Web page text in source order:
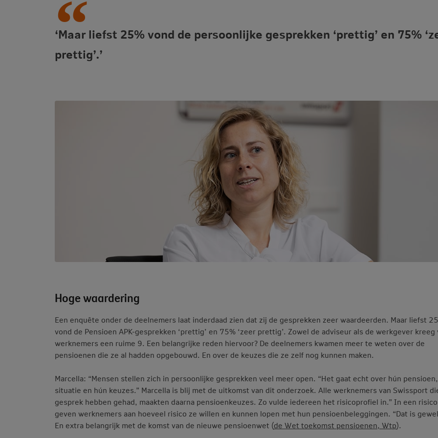
‘Maar liefst 25% vond de persoonlijke gesprekken ‘prettig’ en 75%
prettig’.’
Hoge waardering
Een enquête onder de deelnemers laat inderdaad zien dat zij de gesprekken zeer waardeerden. Maar liefst
vond de Pensioen APK-gesprekken ‘prettig’ en 75% ‘zeer prettig’. Zowel de adviseur als de werkgever kreeg
werknemers een ruime 9. Een belangrijke reden hiervoor? De deelnemers kwamen meer te weten over de
pensioenen die ze al hadden opgebouwd. En over de keuzes die ze zelf nog kunnen maken.
Marcella: “Mensen stellen zich in persoonlijke gesprekken veel meer open. “Het gaat echt over hún
situatie en hún keuzes.” Marcella is blij met de uitkomst van dit onderzoek. Alle werknemers van Swissport
gesprek hebben gehad, maakten daarna pensioenkeuzes. Zo vulde iedereen het risicoprofiel in.” In een
geven werknemers aan hoeveel risico ze willen en kunnen lopen met hun pensioenbeleggingen. “Dat is
En extra belangrijk met de komst van de nieuwe pensioenwet (de Wet toekomst pensioenen, Wtp).